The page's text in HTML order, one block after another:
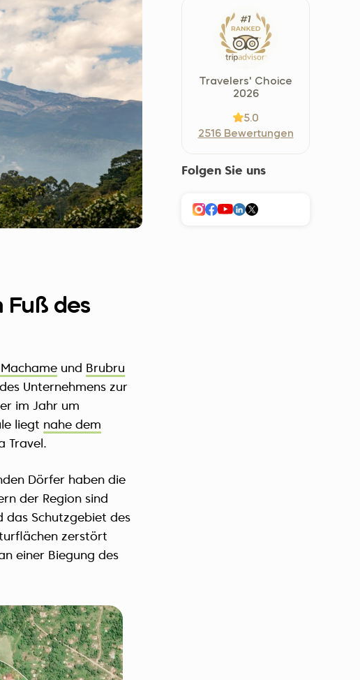
España (Español)
Schweiz (Deutsch)
Fuß des
und Brubru
Unternehmens zur
im Jahr um
liegt nahe dem
Travel.
Dörfer haben die
der Region sind
das Schutzgebiet des
zerstört
einer Biegung des
Travelers' Choice
2026
5.0
2516 Bewertungen
Folgen Sie uns